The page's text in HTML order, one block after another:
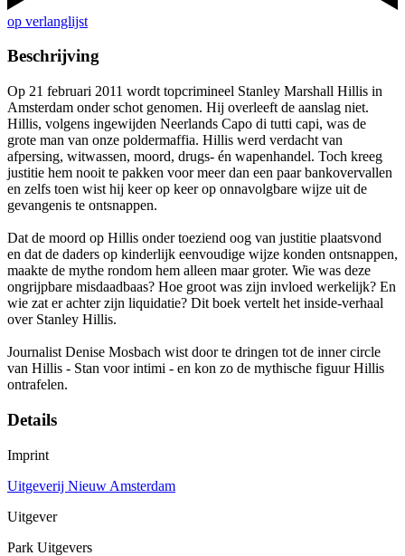
op verlanglijst
Beschrijving
Op 21 februari 2011 wordt topcrimineel Stanley Marshall Hillis in
Amsterdam onder schot genomen. Hij overleeft de aanslag niet.
Hillis, volgens ingewijden Neerlands Capo di tutti capi, was de
grote man van onze poldermaffia. Hillis werd verdacht van
afpersing, witwassen, moord, drugs- én wapenhandel. Toch kreeg
justitie hem nooit te pakken voor meer dan een paar bankovervallen
en zelfs toen wist hij keer op keer op onnavolgbare wijze uit de
gevangenis te ontsnappen.
Dat de moord op Hillis onder toeziend oog van justitie plaatsvond
en dat de daders op kinderlijk eenvoudige wijze konden ontsnappen,
maakte de mythe rondom hem alleen maar groter. Wie was deze
ongrijpbare misdaadbaas? Hoe groot was zijn invloed werkelijk? En
wie zat er achter zijn liquidatie? Dit boek vertelt het inside-verhaal
over Stanley Hillis.
Journalist Denise Mosbach wist door te dringen tot de inner circle
van Hillis - Stan voor intimi - en kon zo de mythische figuur Hillis
ontrafelen.
Details
Imprint
Uitgeverij Nieuw Amsterdam
Uitgever
Park Uitgevers